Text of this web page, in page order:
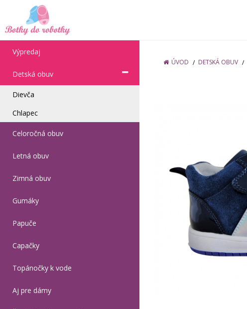
Výpredaj
Detská obuv
Dievča
Chlapec
Celoročná obuv
Letná obuv
Zimná obuv
Gumáky
Papuče
Capačky
Topánočky k vode
Aj pre dámy
ÚVOD DETSKÁ OBUV